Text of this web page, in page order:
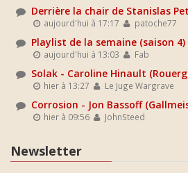
Derrière la chair de Stanislas
aujourd'hui à 17:17 patoche77
Playlist de la semaine (saison 4)
aujourd'hui à 13:03 Fab
Solak - Caroline Hinault
hier à 13:27 Le Juge Wargrave
Corrosion - Jon Bassoff
hier à 09:56 JohnSteed
Newsletter